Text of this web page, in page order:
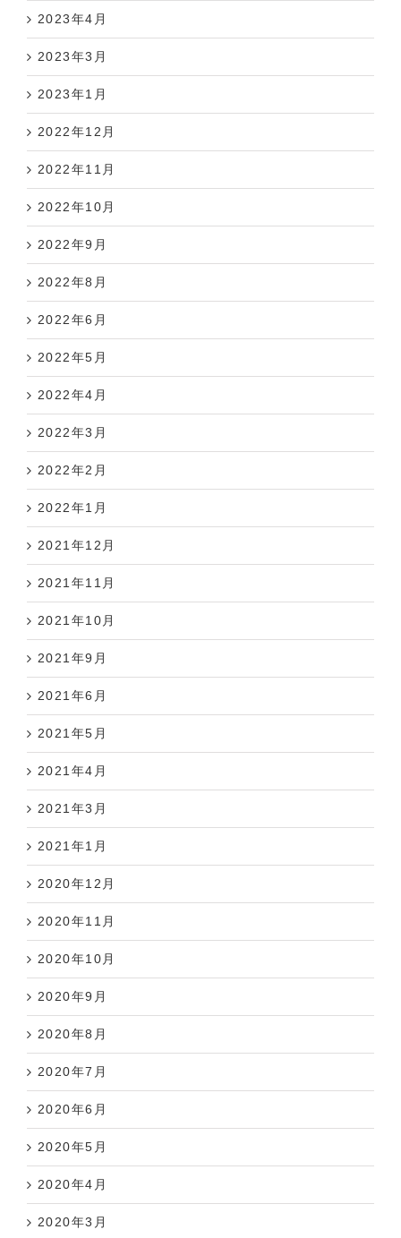
2023年4月
2023年3月
2023年1月
2022年12月
2022年11月
2022年10月
2022年9月
2022年8月
2022年6月
2022年5月
2022年4月
2022年3月
2022年2月
2022年1月
2021年12月
2021年11月
2021年10月
2021年9月
2021年6月
2021年5月
2021年4月
2021年3月
2021年1月
2020年12月
2020年11月
2020年10月
2020年9月
2020年8月
2020年7月
2020年6月
2020年5月
2020年4月
2020年3月